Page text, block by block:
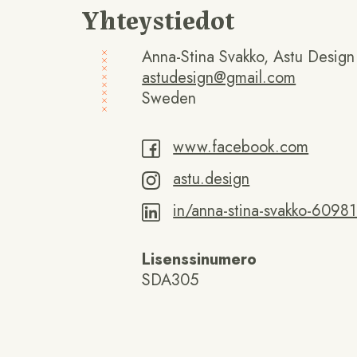
Yhteystiedot
Anna-Stina Svakko, Astu Design
astudesign@gmail.com
Sweden
www.facebook.com
astu.design
in/anna-stina-svakko-
Lisenssinumero
SDA305